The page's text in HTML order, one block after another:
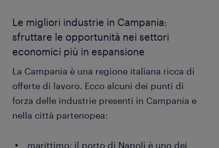
Le migliori industrie in Campania:
sfruttare le opportunità nei settori
economici più in espansione
La Campania è una regione italiana ricca di
offerte di lavoro. Ecco alcuni dei punti di
forza delle industrie presenti in Campania e
nella città partenopea:
marittimo: il porto di Napoli è uno dei